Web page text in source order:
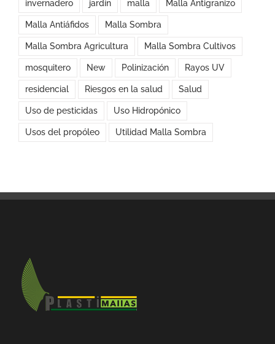
invernadero jardín malla Malla Antigranizo
Malla Antiáfidos Malla Sombra
Malla Sombra Agricultura Malla Sombra Cultivos
mosquitero New Polinización Rayos UV
residencial Riesgos en la salud Salud
Uso de pesticidas Uso Hidropónico
Usos del propóleo Utilidad Malla Sombra